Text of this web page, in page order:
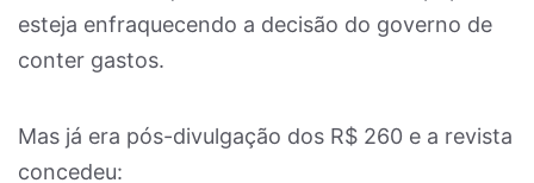
esteja enfraquecendo a decisão do governo de
conter gastos.
Mas já era pós-divulgação dos R$ 260 e a revista
concedeu: